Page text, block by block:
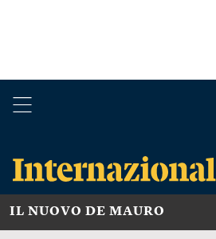
IL NUOVO DE MAURO